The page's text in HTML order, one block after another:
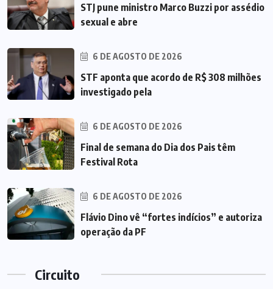
STJ pune ministro Marco Buzzi por assédio
sexual e abre
6 DE AGOSTO DE 2026
STF aponta que acordo de R$ 308 milhões
investigado pela
6 DE AGOSTO DE 2026
Final de semana do Dia dos Pais têm
Festival Rota
6 DE AGOSTO DE 2026
Flávio Dino vê “fortes indícios” e autoriza
operação da PF
Circuito